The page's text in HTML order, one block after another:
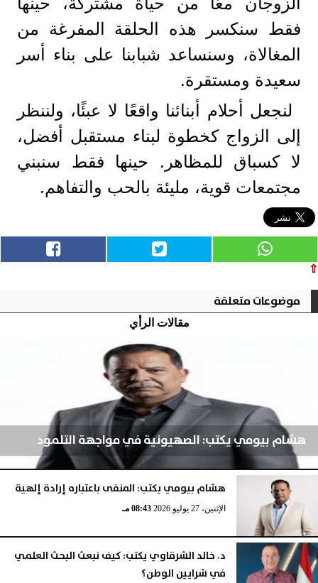
فقط سنكسر هذه الحلقة المفرغة من
المغالاة، وسنساعد شبابنا على بناء أسر
سعيدة ومستقرة.
لنجعل أحلام أبنائنا واقعًا لا عبئًا، ولننظر
إلى الزواج كخطوة لبناء مستقبل أفضل،
لا كسباق للمظاهر. حينها فقط سنبني
مجتمعات قوية، مليئة بالحب والتفاهم.
⇧
موضوعات متعلقة
مقالات الرأي
هشام بيومي يكتب: الصهيونية في مواجهة التلمود
الإثنين، 3 أغسطس 2026 04:52 مـ
هشام بيومي يكتب: المنفى باعتباره إرادة إلهية
الإثنين، 27 يوليو 2026 08:43 مـ
د. خالد الشرقاوي يكتب: كيف نبعث البحث العلمي
في شرايين الوطن؟